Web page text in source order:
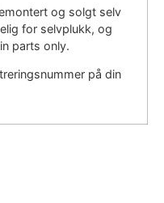
og solgt selv
for selvplukk, og
parts only.
på din